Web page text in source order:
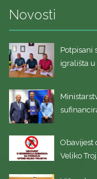
Novosti
Potpisani
igrališta
Obavijest
Veliko